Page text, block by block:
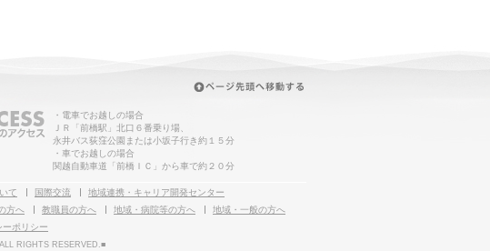
・電車でお越しの場合
ＪＲ「前橋駅」北口６番乗り場、
永井バス荻窪公園または小坂子行き約１５分
・車でお越しの場合
関越自動車道「前橋ＩＣ」から車で約２０分
て 国際交流
地域連携・キャリア開発センター
方へ 教職員の方へ 地域・病院等の方へ
地域・一般の方へ
ーポリシー
RIGHTS RESERVED.■